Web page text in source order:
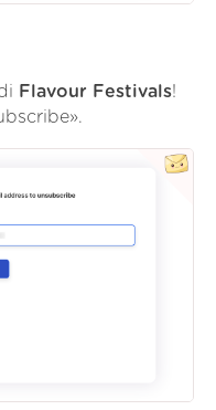
Flavour Festivals!